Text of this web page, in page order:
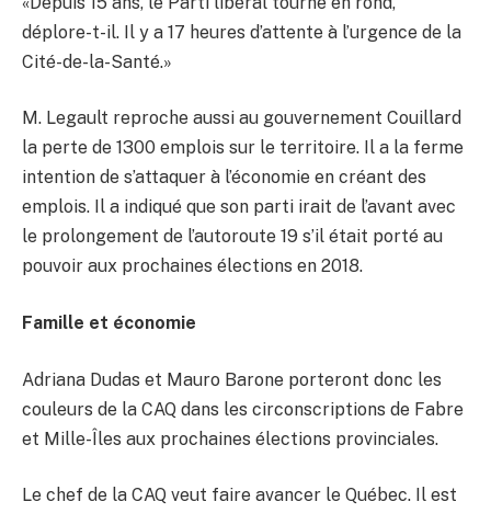
déplore-t-il. Il y a 17 heures d’attente à l’urgence de la
Cité-de-la-Santé.»
M. Legault reproche aussi au gouvernement Couillard
la perte de 1300 emplois sur le territoire. Il a la ferme
intention de s’attaquer à l’économie en créant des
emplois. Il a indiqué que son parti irait de l’avant avec
le prolongement de l’autoroute 19 s’il était porté au
pouvoir aux prochaines élections en 2018.
Famille et économie
Adriana Dudas et Mauro Barone porteront donc les
couleurs de la CAQ dans les circonscriptions de Fabre
et Mille-Îles aux prochaines élections provinciales.
Le chef de la CAQ veut faire avancer le Québec. Il est